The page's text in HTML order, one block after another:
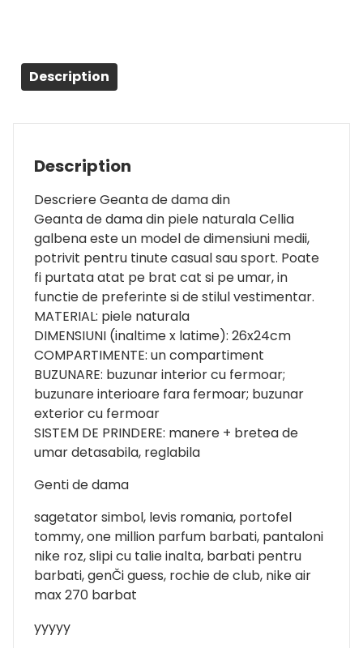
Description
Description
Descriere Geanta de dama din
Geanta de dama din piele naturala Cellia
galbena este un model de dimensiuni medii,
potrivit pentru tinute casual sau sport. Poate
fi purtata atat pe brat cat si pe umar, in
functie de preferinte si de stilul vestimentar.
MATERIAL: piele naturala
DIMENSIUNI (inaltime x latime): 26x24cm
COMPARTIMENTE: un compartiment
BUZUNARE: buzunar interior cu fermoar;
buzunare interioare fara fermoar; buzunar
exterior cu fermoar
SISTEM DE PRINDERE: manere + bretea de
umar detasabila, reglabila
Genti de dama
sagetator simbol, levis romania, portofel
tommy, one million parfum barbati, pantaloni
nike roz, slipi cu talie inalta, barbati pentru
barbati, genČi guess, rochie de club, nike air
max 270 barbat
yyyyy